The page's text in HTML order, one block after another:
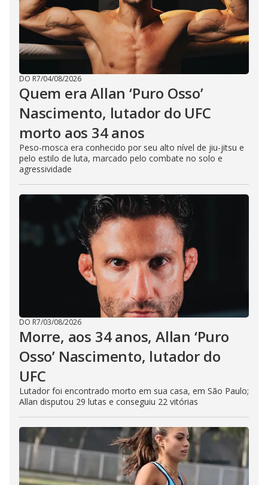
DO R7/04/08/2026
Quem era Allan ‘Puro Osso’
Nascimento, lutador do UFC
morto aos 34 anos
Peso-mosca era conhecido por seu alto nível de jiu-jitsu e
pelo estilo de luta, marcado pelo combate no solo e
agressividade
DO R7/03/08/2026
Morre, aos 34 anos, Allan ‘Puro
Osso’ Nascimento, lutador do
UFC
Lutador foi encontrado morto em sua casa, em São Paulo;
Allan disputou 29 lutas e conseguiu 22 vitórias